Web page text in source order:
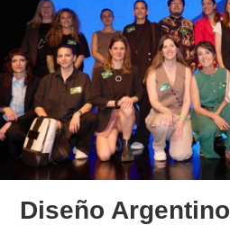
Diseño Argentino